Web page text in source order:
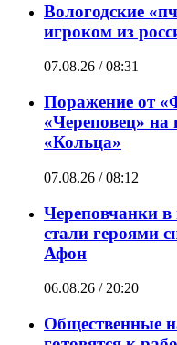
Вологодские
игроком из
07.08.26 / 08:31
Поражение от
«Череповец» на
«Кольца»
07.08.26 / 08:12
Череповчанки
стали героями
Афон
06.08.26 / 20:20
Общественные